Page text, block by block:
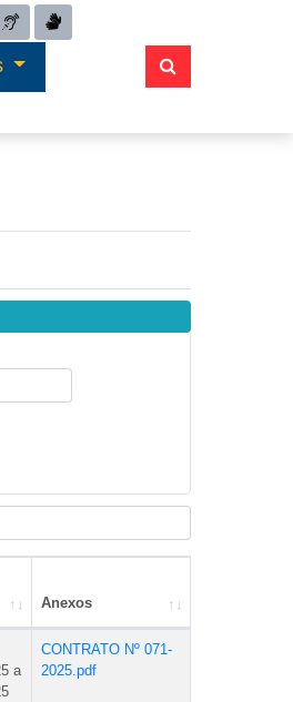
site
fonte do siteda fonte do site
auto contraste no site
página sobre acessibilidade do site
Acessar página sobre NVDA - Leitor de Tela
Acessar página sobre VLibras - Tradutor
Anexos
a
CONTRATO Nº 071-
2025.pdf